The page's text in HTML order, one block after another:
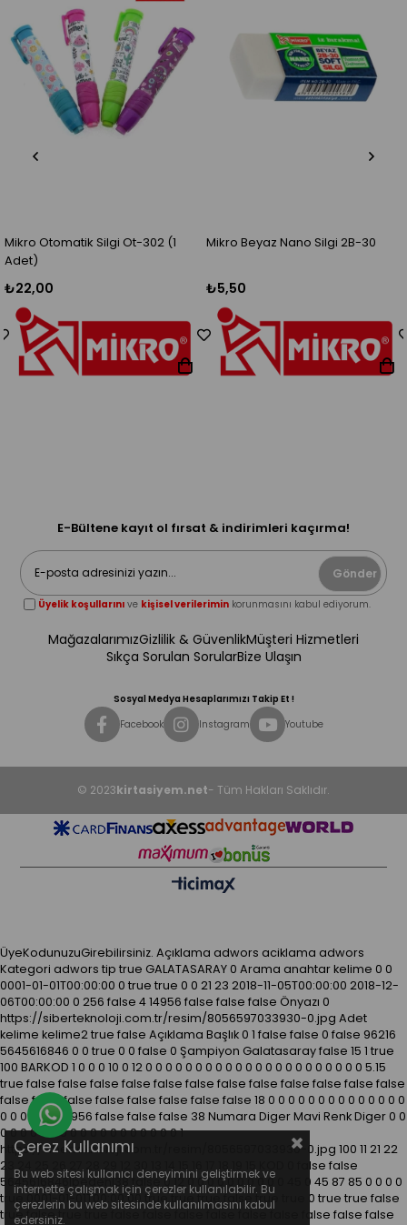
Mikro Otomatik Silgi Ot-302 (1
Adet)
₺22,00
Mikro Beyaz Nano Silgi 2B-30
₺5,50
E-Bültene kayıt ol fırsat & indirimleri kaçırma!
Gönder
Üyelik koşullarını ve kişisel verilerimin korunmasını kabul ediyorum.
MağazalarımızGizlilik & GüvenlikMüşteri Hizmetleri
Sıkça Sorulan SorularBize Ulaşın
Sosyal Medya Hesaplarımızı Takip Et !
Facebook
Instagram Youtube
© 2023kirtasiyem.net- Tüm Hakları Saklıdır.
Whatsapp Destek Hattı
ÜyeKodunuzuGirebilirsiniz. Açıklama adwors aciklama adwors
Kategori adwors tip true GALATASARAY0 Arama anahtar kelime 0 0
0001-01-01T00:00:00 0 true true 0 0 21 23 2018-11-05T00:00:00 2018-12-
06T00:00:00 0 256 false 414956 false false false Önyazı 0
https://siberteknoloji.com.tr/resim/8056597033930-0.jpg Adet
kelime kelime2true false Açıklama Başlık0 1 false false 0 false 96216
5645616846 0 0 true 0 0 false 0 Şampiyon Galatasarayfalse 15 1 true
100 BARKOD 1 0 0 0 10 0 120 0 0 0 0 0 0 0 0 0 0 0 0 0 0 0 0 0 0 0 0 0 5.15
true false false false false false false false false false false false false
false falsefalse false false false false false 18 0 0 0 0 0 0 0 0 0 0 0 0 0 0
0 0 0 0014956 false false false 38 Numara DigerMavi RenkDiger0 0
00000 00000000000001
https://siberteknoloji.com.tr/resim/8056597033930-0.jpg 100 11 21 22
23
false false
5645616846|beden|38false0 12 0 00 000 00 0 0 45 87 85 0 0 0 0
true 0001-01-01T00:00:00 true truetrue false true 0 true true false
truefalse true false false false
Çerez Kullanımı
Bu web sitesi kullanıcı deneyimini geliştirmek ve
internette çalışmak için çerezler kullanılabilir. Bu
çerezlerin bu web sitesinde kullanılmasını kabul
edersiniz.